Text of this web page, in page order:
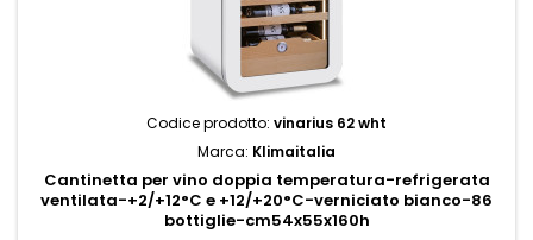
Codice prodotto: vinarius 62 wht
Marca: Klimaitalia
Cantinetta per vino doppia temperatura-refrigerata
ventilata-+2/+12°C e +12/+20°C-verniciato bianco-86
bottiglie-cm54x55x160h